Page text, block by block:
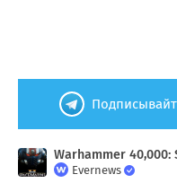
Warhammer 40,000:
Evernews